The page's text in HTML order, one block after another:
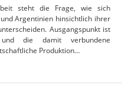
steht die Frage, wie sich
Argentinien hinsichtlich ihrer
Ausgangspunkt ist
und die damit verbundene
Produktion…